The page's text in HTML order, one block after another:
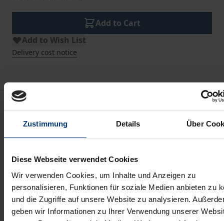
Zustimmung Details Über
Diese Webseite verwendet Cookies
Wir verwenden Cookies, um Inhalte und Anzeigen zu
personalisieren, Funktionen für soziale Medien anbieten zu
und die Zugriffe auf unsere Website zu analysieren.
geben wir Informationen zu Ihrer Verwendung unserer
Add to Cart
Add to Wish List
Delivery cost notice
Description
of few companies, investments by venture entities
and digitalisation negatively affect access to land for
smaller enterprises. With regard to the state
agrarian structure improvement laws de lege
ferenda, the analysis demonstrates new